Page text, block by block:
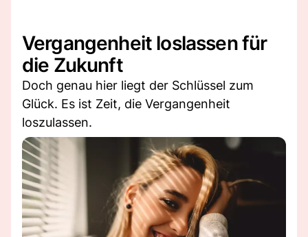
Vergangenheit loslassen für
die Zukunft
Doch genau hier liegt der Schlüssel zum
Glück. Es ist Zeit, die Vergangenheit
loszulassen.